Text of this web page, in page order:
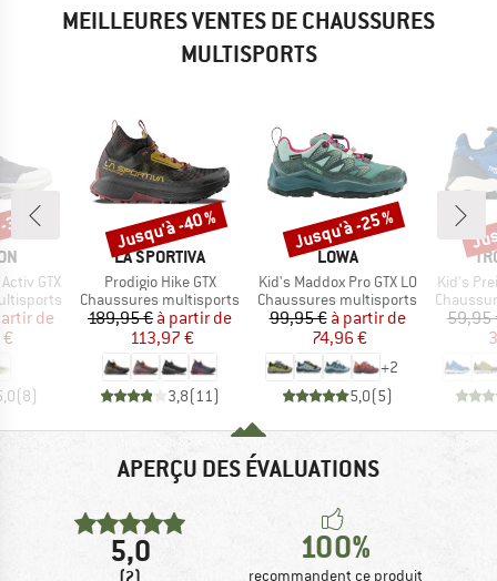
MEILLEURES VENTES DE CHAUSSURES
MULTISPORTS
GTX
réduit
de
(8)
%
MARQUE
LA SPORTIVA
Article
Prodigio Hike GTX
Product group
Chaussures multisports
Prix
189,95 € Prix réduit
à partir de
113,97 €
3,8(11)
Remise
Jusqu'à -40 %
MARQUE
LOWA
Article
Kid's Maddox Pro GTX LO
Product group
Chaussures multisports
Prix
99,95 € Prix réduit
à partir de
74,96 €
+2
5,0(5)
Remise
Jusqu'à -25 %
Article
Kid's
Product
59,95
APERÇU DES ÉVALUATIONS
5,0
(2)
100%
recommandent ce produit